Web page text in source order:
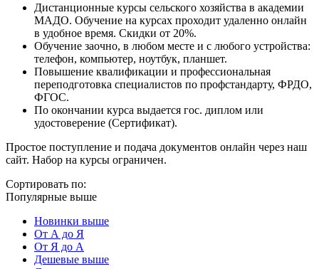
Дистанционные курсы сельского хозяйства в академии
МАДО. Обучение на курсах проходит удаленно онлайн
в удобное время. Скидки от 20%.
Обучение заочно, в любом месте и с любого устройства:
телефон, компьютер, ноутбук, планшет.
Повышение квалификации и профессиональная
переподготовка специалистов по профстандарту, ФРДО,
ФГОС.
По окончании курса выдается гос. диплом или
удостоверение (Сертификат).
Простое поступление и подача документов онлайн через наш
сайт. Набор на курсы ограничен.
Сортировать по:
Популярные выше
Новинки выше
От А до Я
От Я до А
Дешевые выше